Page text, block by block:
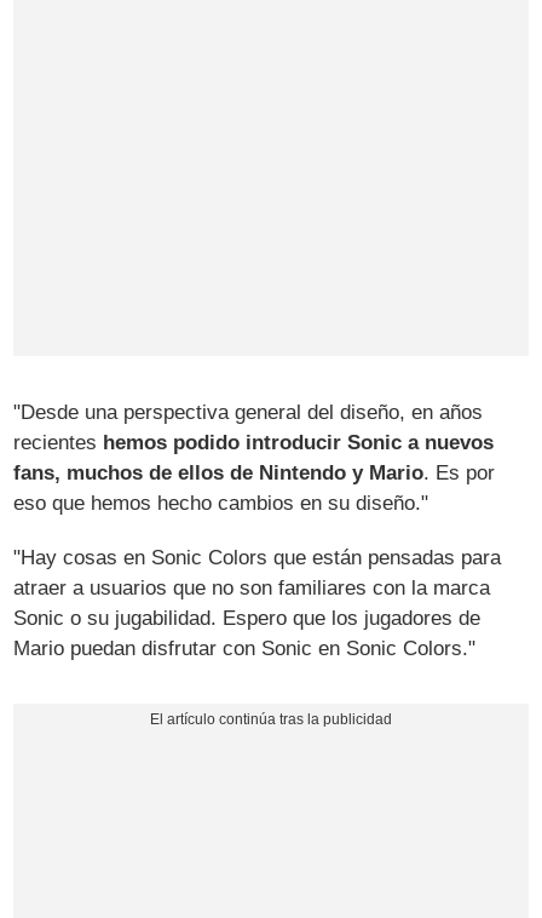
"Desde una perspectiva general del diseño, en años
recientes hemos podido introducir Sonic a nuevos
fans, muchos de ellos de Nintendo y Mario. Es por
eso que hemos hecho cambios en su diseño."
"Hay cosas en Sonic Colors que están pensadas para
atraer a usuarios que no son familiares con la marca
Sonic o su jugabilidad. Espero que los jugadores de
Mario puedan disfrutar con Sonic en Sonic Colors."